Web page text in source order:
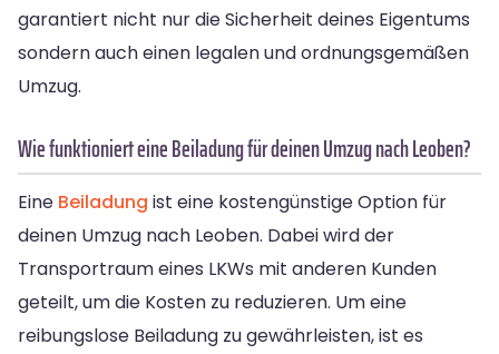
garantiert nicht nur die Sicherheit deines Eigentums
sondern auch einen legalen und ordnungsgemäßen
Umzug.
Wie funktioniert eine Beiladung für deinen Umzug nach Leoben?
Eine Beiladung ist eine kostengünstige Option für
deinen Umzug nach Leoben. Dabei wird der
Transportraum eines LKWs mit anderen Kunden
geteilt, um die Kosten zu reduzieren. Um eine
reibungslose Beiladung zu gewährleisten, ist es